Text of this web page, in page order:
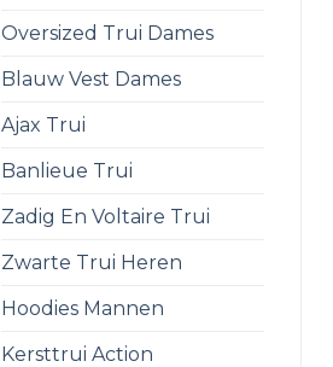
Oversized Trui Dames
Blauw Vest Dames
Ajax Trui
Banlieue Trui
Zadig En Voltaire Trui
Zwarte Trui Heren
Hoodies Mannen
Kersttrui Action